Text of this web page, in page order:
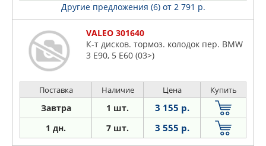
Другие предложения (6) от 2 791 р.
VALEO 301640
К-т дисков. тормоз. колодок пер. BMW
3 E90, 5 E60 (03>)
Поставка Наличие Цена Купить
Завтра 1 шт. 3 155 р.
1 дн. 7 шт. 3 555 р.